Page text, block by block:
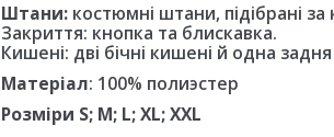
Штани: костюмні штани, підібрані
Закриття: кнопка та блискавка.
Кишені: дві бічні кишені й одна
Матеріал: 100% полиэстер
Розміри S; M; L; XL; XXL